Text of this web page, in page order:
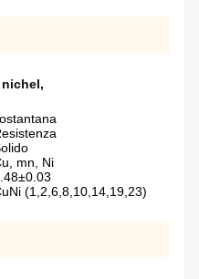
nichel,
mn, Ni
(1,2,6,8,10,14,19,23)